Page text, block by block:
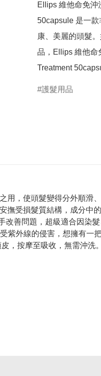
Ellips 維他命免沖
50capsule 是一
康、美麗的頭髮
品，Ellips 維他命
Treatment
護髮用品
用，使頭髮變得分外順滑、
撫受損髮質結構，成分中
善問題，超級適合因染
紫外線的侵害，想擁有一
，按摩至吸收，無需沖洗